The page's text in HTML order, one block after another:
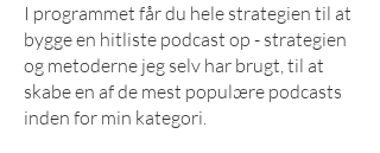
​I programmet får du hele strategien til at
bygge en hitliste podcast op - strategien
og metoderne jeg selv har brugt, til at
skabe en af de mest populære podcasts
inden for min kategori.